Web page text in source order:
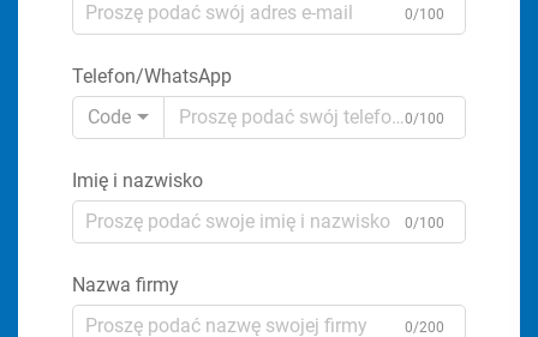
0/100
Telefon/WhatsApp
Code
0/100
Imię i nazwisko
0/100
Nazwa firmy
0/200